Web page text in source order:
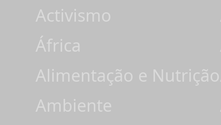
Activismo
África
Alimentação e Nutrição
Ambiente